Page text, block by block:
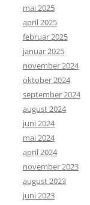
mai 2025
april 2025
februar 2025
januar 2025
november 2024
oktober 2024
september 2024
august 2024
juni 2024
mai 2024
april 2024
november 2023
august 2023
juni 2023